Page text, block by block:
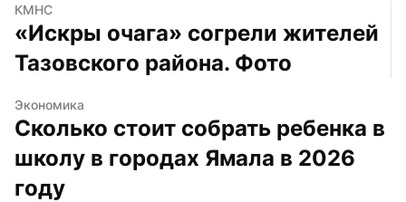
КМНС
«Искры очага» согрели жителей
Тазовского района. Фото
Экономика
Сколько стоит собрать ребенка в
школу в городах Ямала в 2026
году